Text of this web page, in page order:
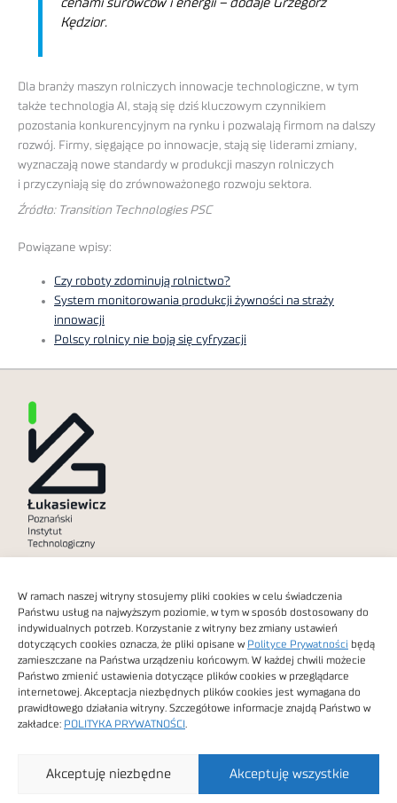
W ramach naszej witryny stosujemy pliki cookies w celu świadczenia
Państwu usług na najwyższym poziomie, w tym w sposób dostosowany do
indywidualnych potrzeb. Korzystanie z witryny bez zmiany ustawień
dotyczących cookies oznacza, że pliki opisane w Polityce Prywatności będą
zamieszczane na Państwa urządzeniu końcowym. W każdej chwili możecie
Państwo zmienić ustawienia dotyczące plików cookies w przeglądarce
internetowej. Akceptacja niezbędnych plików cookies jest wymagana do
prawidłowego działania witryny. Szczegółowe informacje znajdą Państwo w
zakładce: POLITYKA PRYWATNOŚCI
Akceptuję wszystkie
Akceptuję niezbędne
cenami surowców i energii– dodaje Grzegorz
Kędzior.
Dla branży maszyn rolniczych innowacje technologiczne, w tym
także technologia AI, stają się dziś kluczowym czynnikiem
pozostania konkurencyjnym na rynku i pozwalają firmom na dalszy
rozwój. Firmy, sięgające po innowacje, stają się liderami zmiany,
wyznaczają nowe standardy w produkcji maszyn rolniczych
i przyczyniają się do zrównoważonego rozwoju sektora.
Źródło: Transition Technologies PSC
Powiązane wpisy:
Czy roboty zdominują rolnictwo?
System monitorowania produkcji żywności na straży
innowacji
Polscy rolnicy nie boją się cyfryzacji
Dostępność cyfrowa
Obrazy stockowe
autorstwa
Technologiczny